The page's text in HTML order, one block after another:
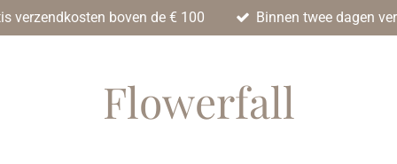
verzendkosten boven de € 100 Binnen twee dagen
Flowerfall